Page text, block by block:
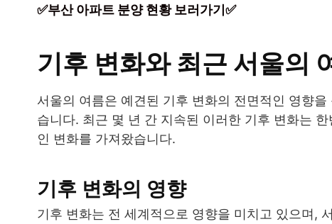
✅부산 아파트 분양 현황 보러가기✅
기후 변화와 최근 서울의
서울의 여름은 예견된 기후 변화의 전면적인 영향
습니다. 최근 몇 년 간 지속된 이러한 기후 변화는
인 변화를 가져왔습니다.
기후 변화의 영향
기후 변화는 전 세계적으로 영향을 미치고 있으며,